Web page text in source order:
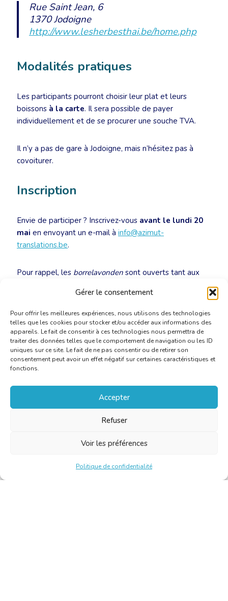
Gérer le consentement
Pour offrir les meilleures expériences, nous utilisons des technologies
telles que les cookies pour stocker et/ou accéder aux informations des
appareils. Le fait de consentir à ces technologies nous permettra de
traiter des données telles que le comportement de navigation ou les ID
uniques sur ce site. Le fait de ne pas consentir ou de retirer son
consentement peut avoir un effet négatif sur certaines caractéristiques et
fonctions.
Accepter
Refuser
Voir les préférences
Politique de confidentialité
Rue Saint Jean, 6
1370 Jodoigne
http://www.lesherbesthai.be/home.php
Modalités pratiques
Les participants pourront choisir leur plat et leurs
boissons à la carte. Il sera possible de payer
individuellement et de se procurer une souche TVA.
Il n’y a pas de gare à Jodoigne, mais n’hésitez pas à
covoiturer.
Inscription
Envie de participer ? Inscrivez-vous avant le lundi 20
mai en envoyant un e-mail à info@azimut-
translations.be.
Pour rappel, les borrelavonden sont ouverts tant aux